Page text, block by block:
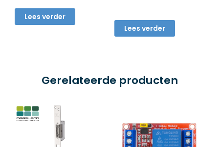
€ 375,00.
Lees verder
€ 320,00.
Lees verder
Gerelateerde producten